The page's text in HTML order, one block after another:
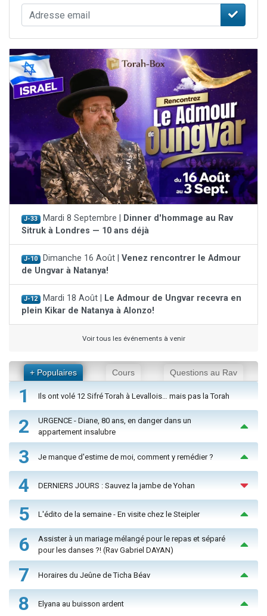
J-33 Mardi 8 Septembre |
Dinner d'hommage au Rav
Sitruk à Londres — 10 ans déjà
J-10 Dimanche 16 Août | Venez rencontrer le Admour
de Ungvar à Natanya!
J-12 Mardi 18 Août |
Le Admour de Ungvar recevra en
plein Kikar de Natanya à Alonzo!
Voir tous les événements à venir
+ Populaires Cours Questions au Rav
1 Ils ont volé 12 Sifré Torah à Levallois… mais pas la Torah
2
URGENCE - Diane, 80 ans, en danger dans un
appartement insalubre
3 Je manque d'estime de moi, comment y remédier ?
4 DERNIERS JOURS : Sauvez la jambe de Yohan
5 L'édito de la semaine - En visite chez le Steipler
6
Assister à un mariage mélangé pour le repas et séparé
pour les danses ?! (Rav Gabriel DAYAN)
7 Horaires du Jeûne de Ticha Béav
8 Elyana au buisson ardent